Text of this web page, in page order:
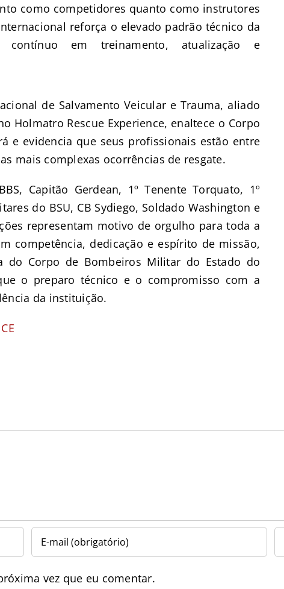
como competidores quanto como instrutores
reforça o elevado padrão técnico da
contínuo em treinamento, atualização e
de Salvamento Veicular e Trauma, aliado
Holmatro Rescue Experience, enaltece o Corpo
e evidencia que seus profissionais estão entre
mais complexas ocorrências de resgate.
Capitão Gerdean, 1º Tenente Torquato, 1º
do BSU, CB Sydiego, Soldado Washington e
representam motivo de orgulho para toda a
competência, dedicação e espírito de missão,
do Corpo de Bombeiros Militar do Estado do
o preparo técnico e o compromisso com a
da instituição.
vez que eu comentar.